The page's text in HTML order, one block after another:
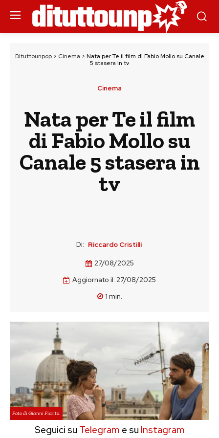
Dituttounpop> Cinema > Nata per Te il film di Fabio Mollo su Canale
5 stasera in tv
Cinema
Nata per Te il film
di Fabio Mollo su
Canale 5 stasera in
tv
Di: Riccardo Cristilli
27/08/2025
Aggiornato il: 27/08/2025
1 min.
Foto di Gianni Fiorito.
Seguici su Telegram e su Instagram